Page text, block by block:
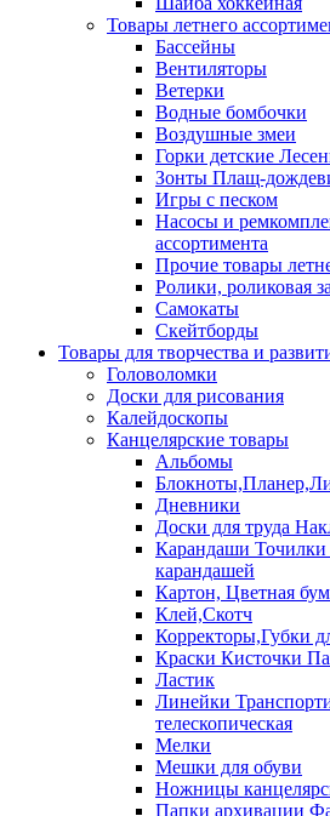
Товары летнего
Бассейны
Вентиляторы
Ветерки
Водные бомбочки
Воздушные змеи
Горки детские
Зонты Плащ-
Игры с песком
Насосы и
ассортимента
Прочие товары
Ролики, роликовая
Самокаты
Скейтборды
Товары для творчества и
Головоломки
Доски для рисования
Калейдоскопы
Канцелярские товары
Альбомы
Дневники
Доски для труда
Карандаши Точилки
карандашей
Картон, Цветная
Клей,Скотч
Корректоры,Губки
Краски Кисточки
Ластик
Линейки
телескопическая
Мелки
Мешки для обуви
Ножницы
Папки архивации